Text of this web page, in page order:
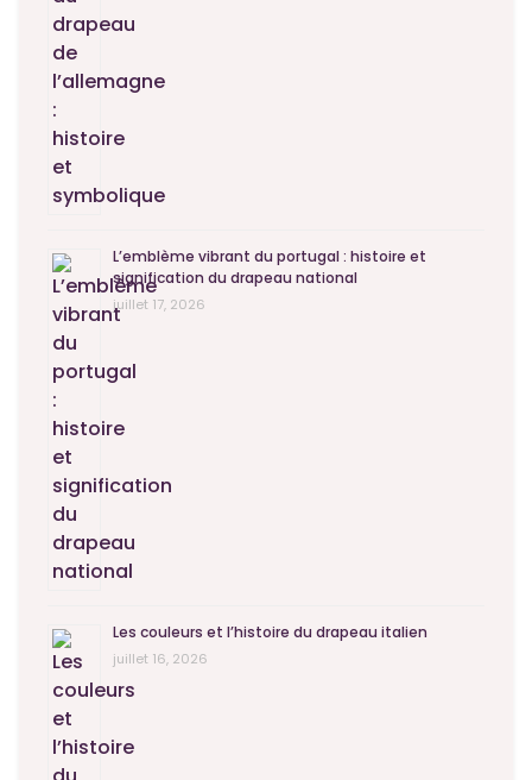
L’emblème vibrant du portugal : histoire et
signification du drapeau national
juillet 17, 2026
Les couleurs et l’histoire du drapeau italien
juillet 16, 2026